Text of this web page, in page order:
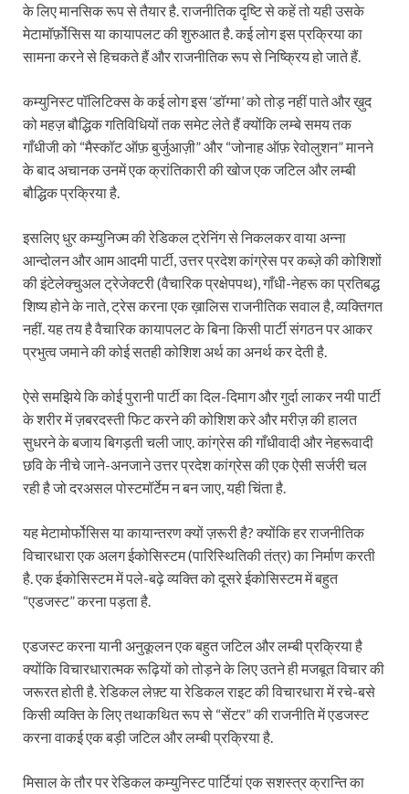
के लिए मानसिक रूप से तैयार है. राजनीतिक दृष्टि से कहें तो यही उसके
मेटामॉर्फ़ोसिस या कायापलट की शुरुआत है. कई लोग इस प्रक्रिया का
सामना करने से हिचकते हैं और राजनीतिक रूप से निष्क्रिय हो जाते हैं.
कम्युनिस्ट पॉलिटिक्स के कई लोग इस ‘डॉग्मा’ को तोड़ नहीं पाते और ख़ुद
को महज़ बौद्धिक गतिविधियों तक समेट लेते हैं क्योंकि लम्बे समय तक
गाँधीजी को “मैस्कॉट ऑफ़ बुर्जुआज़ी” और “जोनाह ऑफ़ रेवोलुशन” मानने
के बाद अचानक उनमें एक क्रांतिकारी की खोज एक जटिल और लम्बी
बौद्धिक प्रक्रिया है.
इसलिए धुर कम्युनिज्म की रेडिकल ट्रेनिंग से निकलकर वाया अन्ना
आन्दोलन और आम आदमी पार्टी, उत्तर प्रदेश कांग्रेस पर कब्ज़े की कोशिशों
की इंटेलेक्चुअल ट्रेजेक्टरी (वैचारिक प्रक्षेपपथ), गाँधी-नेहरू का प्रतिबद्ध
शिष्य होने के नाते, ट्रेस करना एक ख़ालिस राजनीतिक सवाल है, व्यक्तिगत
नहीं. यह तय है वैचारिक कायापलट के बिना किसी पार्टी संगठन पर आकर
प्रभुत्व जमाने की कोई सतही कोशिश अर्थ का अनर्थ कर देती है.
ऐसे समझिये कि कोई पुरानी पार्टी का दिल-दिमाग और गुर्दा लाकर नयी पार्टी
के शरीर में ज़बरदस्ती फिट करने की कोशिश करे और मरीज़ की हालत
सुधरने के बजाय बिगड़ती चली जाए. कांग्रेस की गाँधीवादी और नेहरूवादी
छवि के नीचे जाने-अनजाने उत्तर प्रदेश कांग्रेस की एक ऐसी सर्जरी चल
रही है जो दरअसल पोस्टमॉर्टेम न बन जाए, यही चिंता है.
यह मेटामोर्फोसिस या कायान्तरण क्यों ज़रूरी है? क्योंकि हर राजनीतिक
विचारधारा एक अलग ईकोसिस्टम (पारिस्थितिकी तंत्र) का निर्माण करती
है. एक ईकोसिस्टम में पले-बढ़े व्यक्ति को दूसरे ईकोसिस्टम में बहुत
“एडजस्ट” करना पड़ता है.
एडजस्ट करना यानी अनुकूलन एक बहुत जटिल और लम्बी प्रक्रिया है
क्योंकि विचारधारात्मक रूढ़ियों को तोड़ने के लिए उतने ही मजबूत विचार की
जरूरत होती है. रेडिकल लेफ़्ट या रेडिकल राइट की विचारधारा में रचे-बसे
किसी व्यक्ति के लिए तथाकथित रूप से “सेंटर” की राजनीति में एडजस्ट
करना वाकई एक बड़ी जटिल और लम्बी प्रक्रिया है.
मिसाल के तौर पर रेडिकल कम्युनिस्ट पार्टियां एक सशस्त्र क्रान्ति का